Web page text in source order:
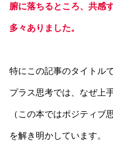
腑に落ちるところ、共感
多々ありました。
特にこの記事のタイトル
プラス思考では、なぜ上
（この本ではポジティブ
を解き明かしています。